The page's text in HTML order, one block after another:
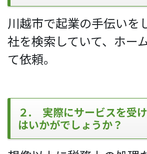
川越市で起業の手伝いを
社を検索していて、ホー
て依頼。
２. 実際にサービスを受
はいかがでしょうか？